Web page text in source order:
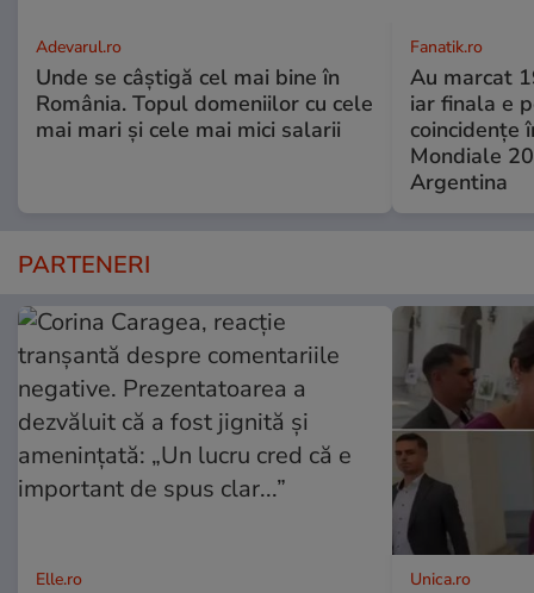
Adevarul.ro
Unde se câștigă cel mai bine în
România. Topul domeniilor cu cele
mai mari și cele mai mici salarii
Fanatik.ro
Au marcat
iar finala e
coincidențe
Mondiale
Argentina
PARTENERI
Elle.ro Unica.ro